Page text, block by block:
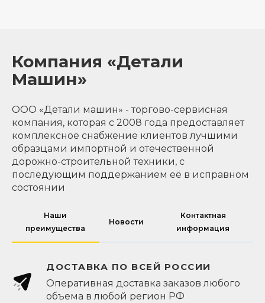
Компания «Детали
Машин»
ООО «Детали машин» - торгово-сервисная
компания, которая с 2008 года предоставляет
комплексное снабжение клиентов лучшими
образцами импортной и отечественной
дорожно-строительной техники, с
последующим поддержанием её в исправном
состоянии
Наши
преимущества
Новости
Контактная
информация
ДОСТАВКА ПО ВСЕЙ РОССИИ
Оперативная доставка заказов любого
объема в любой регион РФ